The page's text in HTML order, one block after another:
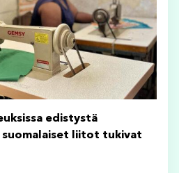
edistystä
suomalaiset liitot tukivat